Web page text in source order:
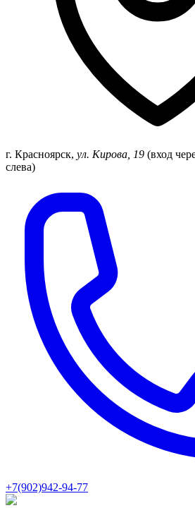
г. Красноярск, ул. Кирова, 19 (вход
слева)
+7(902)942-94-77